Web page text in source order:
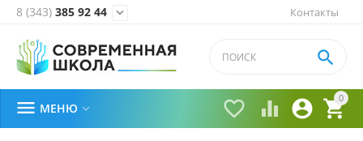
Контакты
8 (343) 385 92 44 
0


 

 МЕНЮ 